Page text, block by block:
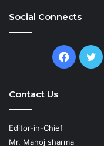
Social Connects
Contact Us
Editor-in-Chief
Mr. Manoj sharma